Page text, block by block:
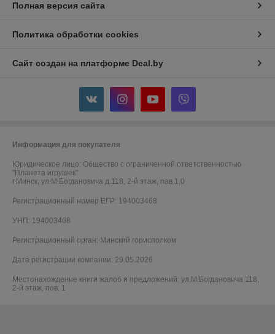
Полная версия сайта
Политика обработки cookies
Сайт создан на платформе Deal.by
Информация для покупателя
Юридическое лицо: Общество с ограниченной ответственностью
"Планета игрушек"
г.Минск, ул.М.Богдановича д.118, 2-й этаж, пав.1,0
Регистрационный номер ЕГР: 194003468
УНП: 194003468
Регистрационный орган: Минский горисполком
Дата регистрации компании: 29.05.2026
Местонахождение книги жалоб и предложений: ул.М.Богдановича 118,
2-й этаж, пов. 1